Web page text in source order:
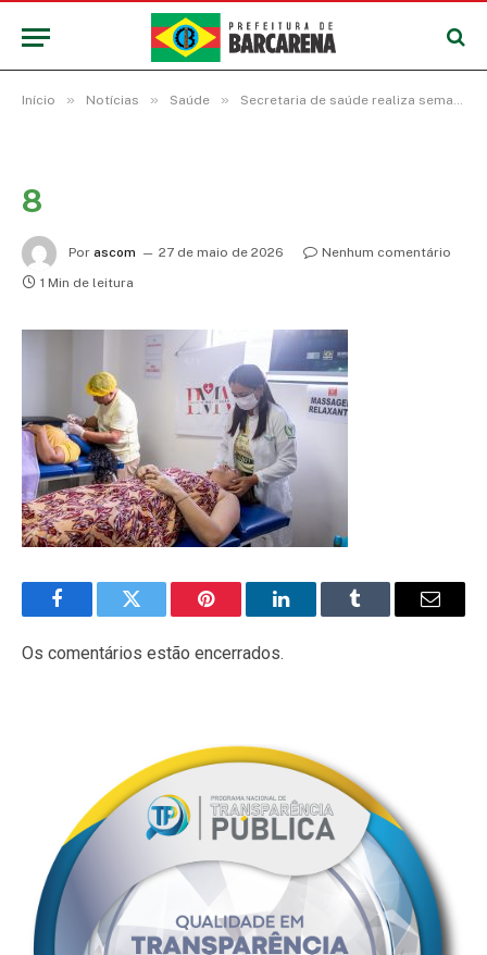
Início » Notícias » Saúde » Secretaria de saúde realiza semana do servidor com atividades de valorização, acolhimento e bem-estar da categoria
8
Por ascom 27 de maio de 2026
Nenhum comentário
1 Min de leitura
FacebookTwitter Pinterest LinkedInTumblr
E-
Os comentários estão encerrados.